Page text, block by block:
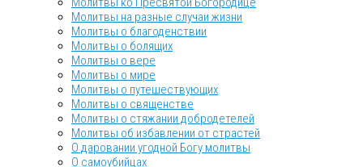
Молитвы на разные случаи жизни
Молитвы о благоденствии
Молитвы о болящих
Молитвы о вере
Молитвы о мире
Молитвы о путешествующих
Молитвы о священстве
Молитвы о стяжании добродетелей
Молитвы об избавлении от страстей
О даровании угодной Богу молитвы
О самоубийцах